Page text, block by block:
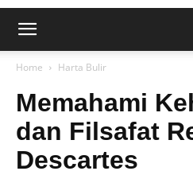
Home Harta Bulir
Memahami
dan Filsafat
Descartes